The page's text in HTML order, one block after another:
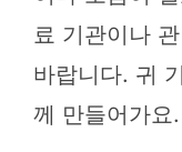
료 기관이나
바랍니다. 귀
께 만들어가요.